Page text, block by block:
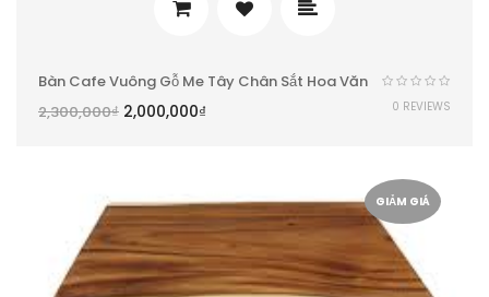
Bàn Cafe Vuông Gỗ Me Tây Chân Sắt Hoa Văn
2,300,000₫ 2,000,000₫ 0 REVIEWS
GIẢM GIÁ